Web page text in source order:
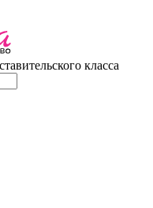
класса